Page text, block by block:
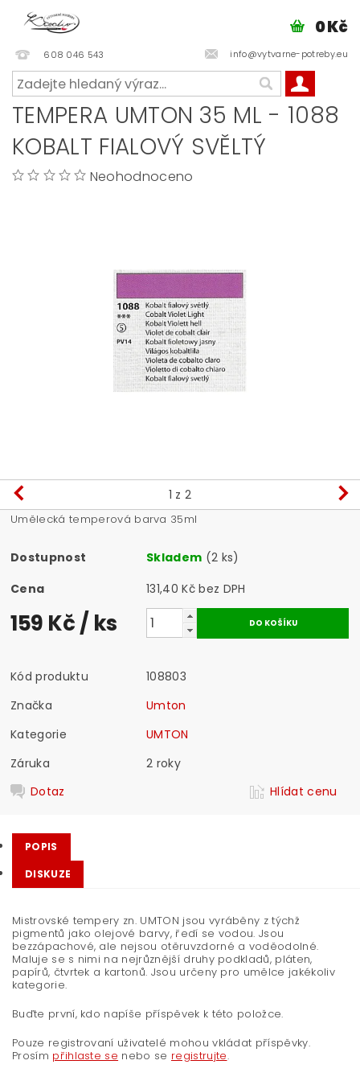
608 046 543 info@vytvarne-potreby.eu
0 Kč
TEMPERA UMTON 35 ML - 1088
KOBALT FIALOVÝ SVĚLTÝ
Neohodnoceno
1 z 2
Umělecká temperová barva 35ml
Dostupnost Skladem (2 ks)
Cena
131,40 Kč bez DPH
159 Kč/ ks
Kód produktu
108803
Značka
Umton
Kategorie
UMTON
Záruka
2 roky
Dotaz
Hlídat cenu
POPIS
DISKUZE
Mistrovské tempery zn. UMTON jsou vyráběny z týchž
pigmentů jako olejové barvy, ředí se vodou. Jsou
bezzápachové, ale nejsou otěruvzdorné a voděodolné.
Maluje se s nimi na nejrůznější druhy podkladů, pláten,
papírů, čtvrtek a kartonů. Jsou určeny pro umělce jakékoliv
kategorie.
Buďte první, kdo napíše příspěvek k této položce.
Pouze registrovaní uživatelé mohou vkládat příspěvky.
Prosím přihlaste se nebo se registrujte.